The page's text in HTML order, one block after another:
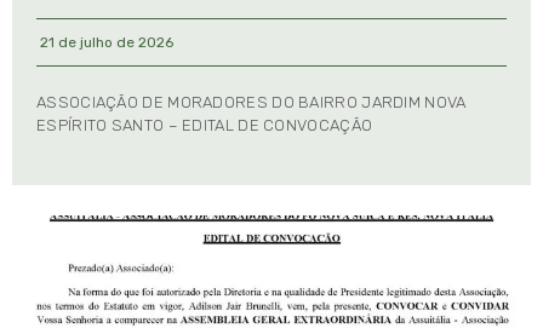
21 de julho de 2026
ASSOCIAÇÃO DE MORADORES DO BAIRRO JARDIM NOVA
ESPÍRITO SANTO – EDITAL DE CONVOCAÇÃO